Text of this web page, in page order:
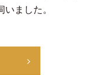
ました。